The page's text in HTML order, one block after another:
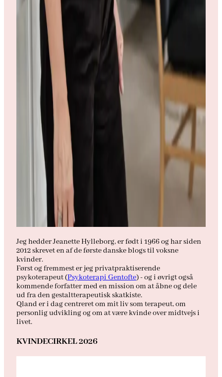
Jeg hedder Jeanette Hylleborg, er født i 1966 og har siden
2012 skrevet en af de første danske blogs til voksne
kvinder.
Først og fremmest er jeg privatpraktiserende
psykoterapeut (Psykoterapi Gentofte) - og i øvrigt også
kommende forfatter med en mission om at åbne og dele
ud fra den gestaltterapeutisk skatkiste.
Qland er i dag centreret om mit liv som terapeut, om
personlig udvikling og om at være kvinde over midtvejs i
livet.
KVINDECIRKEL 2026